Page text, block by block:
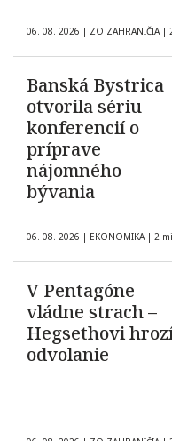
06. 08. 2026 | ZO ZAHRANIČIA |
Banská Bystrica
otvorila sériu
konferencií o
príprave
nájomného
bývania
06. 08. 2026 | EKONOMIKA | 2
V Pentagóne
vládne strach –
Hegsethovi
odvolanie